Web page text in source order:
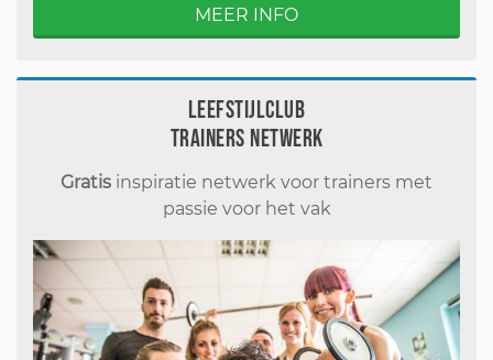
MEER INFO
Leefstijlclub
Trainers Netwerk
Gratis inspiratie netwerk voor trainers met
passie voor het vak